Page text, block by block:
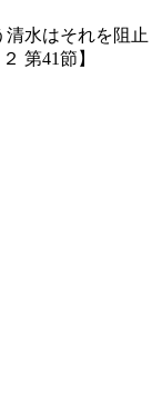
水はそれを阻止
第41節】